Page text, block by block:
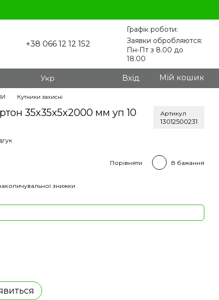
+38 066 12 12 152
Графік роботи:
Заявки обробляются:
Пн-Пт з 8.00 до
18.00
Укр Вхід Мій кошик
Кутники захисні
35x35x5x2000 мм уп 10
Артикул
13012500231
Порівняти В бажання
знижки